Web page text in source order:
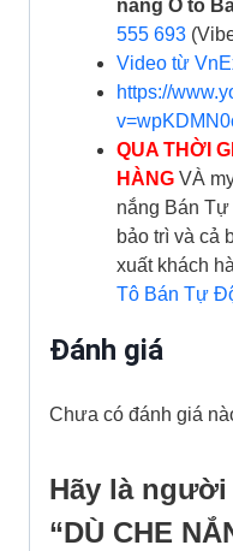
nắng Ô tô
555 693
Video từ
https://
QUA THỜI
HÀNG VÀ
nắng Bán
bảo trì và cả
xuất khách
Tô Bán Tự
Đánh giá
Chưa có đánh giá
Hãy là
“DÙ CHE